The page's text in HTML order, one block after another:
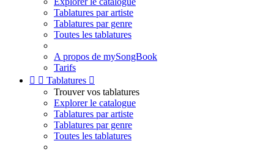
Tablatures par artiste
Tablatures par genre
Toutes les tablatures
A propos de mySongBook
Tarifs
  Tablatures 
Trouver vos tablatures
Explorer le catalogue
Tablatures par artiste
Tablatures par genre
Toutes les tablatures